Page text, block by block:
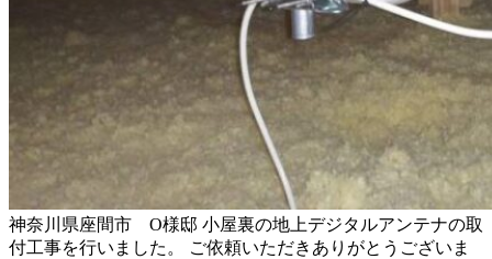
神奈川県座間市 O様邸 小屋裏の地上デジタルアンテナの取
付工事を行いました。 ご依頼いただきありがとうございま